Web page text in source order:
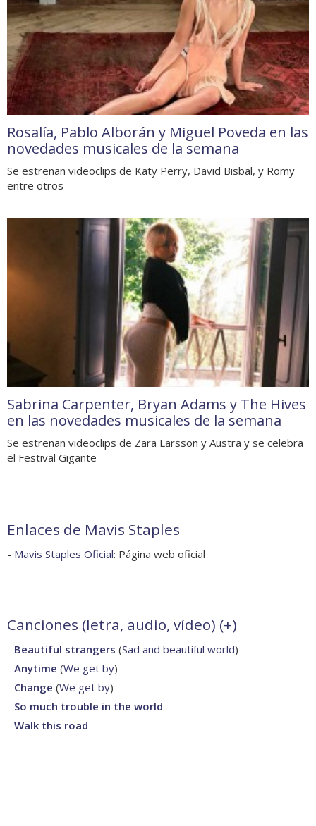
Rosalía, Pablo Alborán y Miguel Poveda en las
novedades musicales de la semana
Se estrenan videoclips de Katy Perry, David Bisbal, y Romy
entre otros
Sabrina Carpenter, Bryan Adams y The Hives
en las novedades musicales de la semana
Se estrenan videoclips de Zara Larsson y Austra y se celebra
el Festival Gigante
Enlaces de Mavis Staples
- Mavis Staples Oficial: Página web oficial
Canciones (letra, audio, vídeo) (+)
- Beautiful strangers (Sad and beautiful world)
- Anytime (We get by)
- Change (We get by)
- So much trouble in the world
- Walk this road